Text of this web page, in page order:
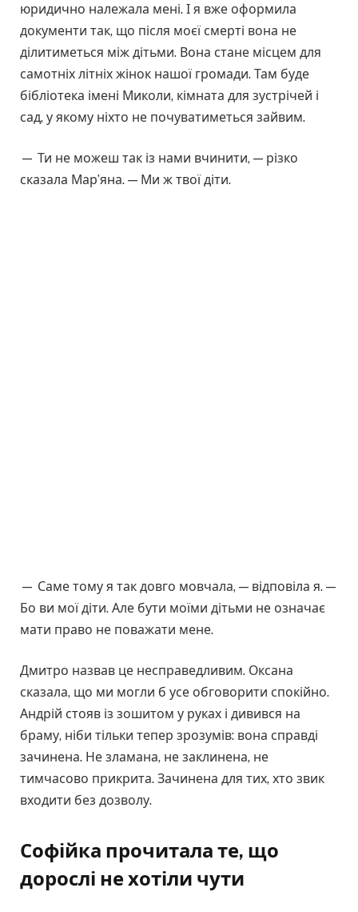
юридично належала мені. І я вже оформила
документи так, що після моєї смерті вона не
ділитиметься між дітьми. Вона стане місцем для
самотніх літніх жінок нашої громади. Там буде
бібліотека імені Миколи, кімната для зустрічей і
сад, у якому ніхто не почуватиметься зайвим.
— Ти не можеш так із нами вчинити, — різко
сказала Мар’яна. — Ми ж твої діти.
— Саме тому я так довго мовчала, — відповіла я. —
Бо ви мої діти. Але бути моїми дітьми не означає
мати право не поважати мене.
Дмитро назвав це несправедливим. Оксана
сказала, що ми могли б усе обговорити спокійно.
Андрій стояв із зошитом у руках і дивився на
браму, ніби тільки тепер зрозумів: вона справді
зачинена. Не зламана, не заклинена, не
тимчасово прикрита. Зачинена для тих, хто звик
входити без дозволу.
Софійка прочитала те, що
дорослі не хотіли чути